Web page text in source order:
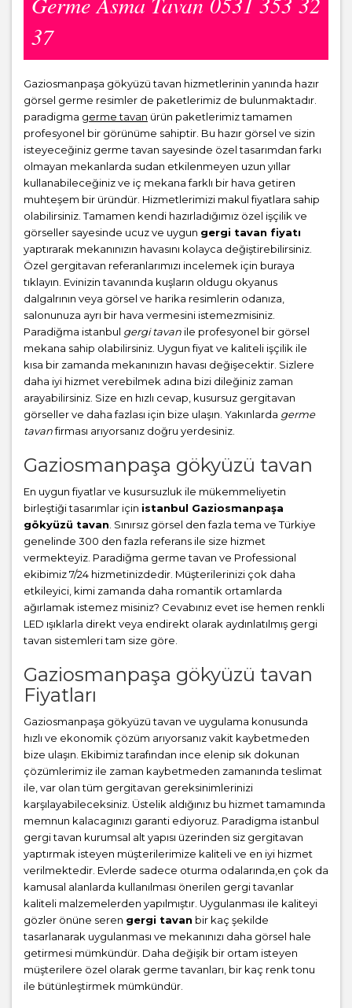
37
Gaziosmanpaşa gökyüzü tavan hizmetlerinin yanında hazır
görsel germe resimler de paketlerimiz de bulunmaktadır.
paradigma germe tavan ürün paketlerimiz tamamen
profesyonel bir görünüme sahiptir. Bu hazır görsel ve sizin
isteyeceğiniz germe tavan sayesinde özel tasarımdan farkı
olmayan mekanlarda sudan etkilenmeyen uzun yıllar
kullanabileceğiniz ve iç mekana farklı bir hava getiren
muhteşem bir üründür. Hizmetlerimizi makul fiyatlara sahip
olabilirsiniz. Tamamen kendi hazırladığımız özel işçilik ve
görseller sayesinde ucuz ve uygun gergi tavan fiyatı
yaptırarak mekanınızın havasını kolayca değiştirebilirsiniz.
Özel gergitavan referanlarımızı incelemek için buraya
tıklayın. Evinizin tavanında kuşların oldugu okyanus
dalgalrının veya görsel ve harika resimlerin odanıza,
salonunuza ayrı bir hava vermesini istemezmisiniz.
Paradiğma istanbul gergi tavan ile profesyonel bir görsel
mekana sahip olabilirsiniz. Uygun fiyat ve kaliteli işçilik ile
kısa bir zamanda mekanınızın havası değişecektir. Sizlere
daha iyi hizmet verebilmek adına bizi dileğiniz zaman
arayabilirsiniz. Size en hızlı cevap, kusursuz gergitavan
görseller ve daha fazlası için bize ulaşın. Yakınlarda germe
tavanfirması arıyorsanız doğru yerdesiniz.
Gaziosmanpaşa gökyüzü tavan
En uygun fiyatlar ve kusursuzluk ile mükemmeliyetin
birleştiği tasarımlar için istanbul Gaziosmanpaşa
gökyüzü tavan . Sınırsız görsel den fazla tema ve Türkiye
genelinde 300 den fazla referans ile size hizmet
vermekteyiz. Paradiğma germe tavan ve Professional
ekibimiz 7/24 hizmetinizdedir. Müşterilerinizi çok daha
etkileyici, kimi zamanda daha romantik ortamlarda
ağırlamak istemez misiniz? Cevabınız evet ise hemen renkli
LED ışıklarla direkt veya endirekt olarak aydınlatılmış gergi
tavan sistemleri tam size göre.
Gaziosmanpaşa gökyüzü tavan
Fiyatları
Gaziosmanpaşa gökyüzü tavan ve uygulama konusunda
hızlı ve ekonomik çözüm arıyorsanız vakit kaybetmeden
bize ulaşın. Ekibimiz tarafından ince elenip sık dokunan
çözümlerimiz ile zaman kaybetmeden zamanında teslimat
ile, var olan tüm gergitavan gereksinimlerinizi
karşılayabileceksiniz. Üstelik aldığınız bu hizmet tamamında
memnun kalacagınızı garanti ediyoruz. Paradigma istanbul
gergi tavan kurumsal alt yapısı üzerinden siz gergitavan
yaptırmak isteyen müşterilerimize kaliteli ve en iyi hizmet
verilmektedir. Evlerde sadece oturma odalarında,en çok da
kamusal alanlarda kullanılması önerilen gergi tavanlar
kaliteli malzemelerden yapılmıştır. Uygulanması ile kaliteyi
gözler önüne seren gergi tavan bir kaç şekilde
tasarlanarak uygulanması ve mekanınızı daha görsel hale
getirmesi mümkündür. Daha değişik bir ortam isteyen
müşterilere özel olarak germe tavanları, bir kaç renk tonu
ile bütünleştirmek mümkündür.